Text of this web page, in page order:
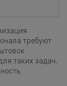
требуют
таких задач.